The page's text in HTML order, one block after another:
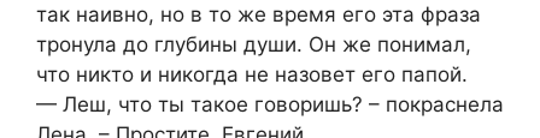
так наивно, но в то же время его эта фраза
тронула до глубины души. Он же понимал,
что никто и никогда не назовет его папой.
— Леш, что ты такое говоришь? – покраснела